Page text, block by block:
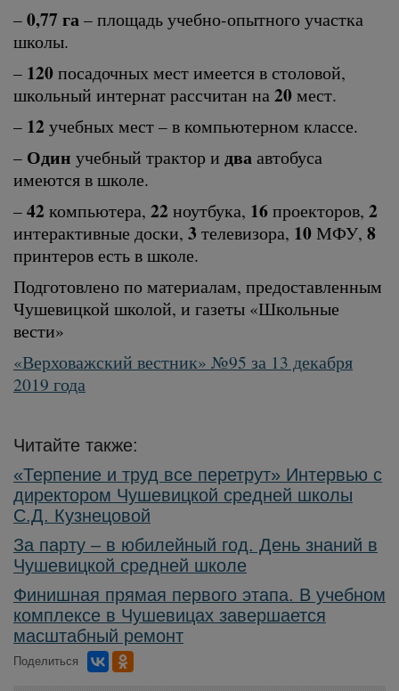
–0,77 га– площадь учебно-опытного участка
школы.
– 120посадочных мест имеется в столовой,
школьный интернат рассчитан на 20мест.
– 12 учебных мест – в компьютерном классе.
– Один учебный трактор и дваавтобуса
имеются в школе.
–42 компьютера, 22 ноутбука, 16проекторов, 2
интерактивные доски, 3 телевизора, 10МФУ, 8
принтеров есть в школе.
Подготовлено по материалам, предоставленным
Чушевицкой школой, и газеты «Школьные
вести»
«Верховажский вестник» №95 за 13 декабря
2019 года
Читайте также:
«Терпение и труд все перетрут» Интервью с
директором Чушевицкой средней школы
С.Д. Кузнецовой
За парту – в юбилейный год. День знаний в
Чушевицкой средней школе
Финишная прямая первого этапа. В учебном
комплексе в Чушевицах завершается
масштабный ремонт
Поделиться